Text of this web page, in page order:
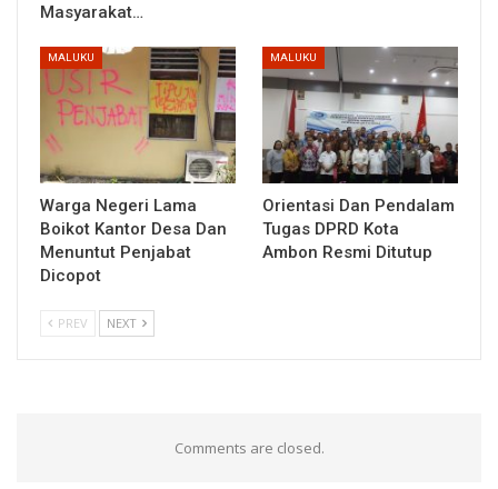
Masyarakat…
MALUKU
Warga Negeri Lama
Boikot Kantor Desa Dan
Menuntut Penjabat
Dicopot
MALUKU
Orientasi Dan Pendalam
Tugas DPRD Kota
Ambon Resmi Ditutup
PREV NEXT
Comments are closed.